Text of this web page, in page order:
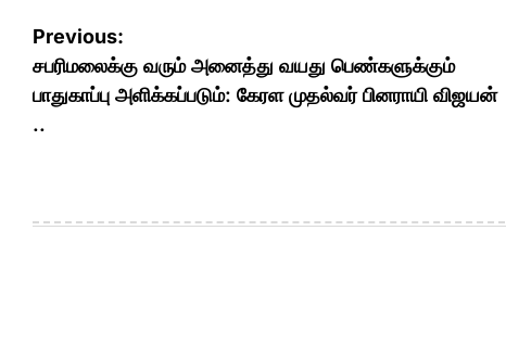
Post
navigation
Previous:
சபரிமலைக்கு வரும் அனைத்து வயது பெண்களுக்கும்
பாதுகாப்பு அளிக்கப்படும்: கேரள முதல்வர் பினராயி விஜயன்
..